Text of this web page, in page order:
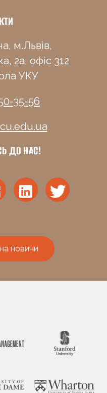
м.Львів,
2а, офіс 312
УКУ
35-56
ДО НАС!
новини